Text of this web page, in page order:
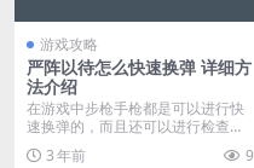
游戏攻略
严阵以待怎么快速换弹 详细方
法介绍
在游戏中步枪手枪都是可以进行快
速换弹的，而且还可以进行检查弹
药情况，那么严阵以待...
3 年前 9